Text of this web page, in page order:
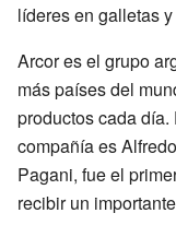
líderes en galletas
Arcor es el grupo
más países del
productos cada
compañía es
Pagani, fue el
recibir un